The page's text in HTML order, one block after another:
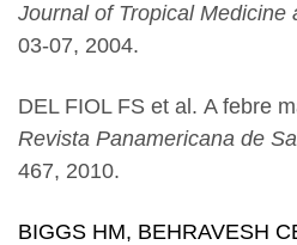
Journal of Tropical Medicine
03-07, 2004.
DEL FIOL FS et al. A febre
Revista Panamericana de
467, 2010.
BIGGS HM, BEHRAVESH